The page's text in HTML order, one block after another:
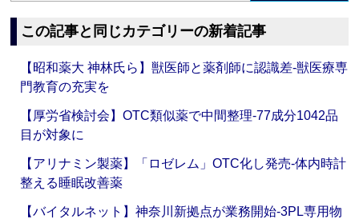
この記事と同じカテゴリーの新着記事
【昭和薬大 神林氏ら】獣医師と薬剤師に認識差‐獣医療専
門教育の充実を
【厚労省検討会】OTC類似薬で中間整理‐77成分1042品
目が対象に
【アリナミン製薬】「ロゼレム」OTC化し発売‐体内時計
整える睡眠改善薬
【バイタルネット】神奈川新拠点が業務開始‐3PL専用物